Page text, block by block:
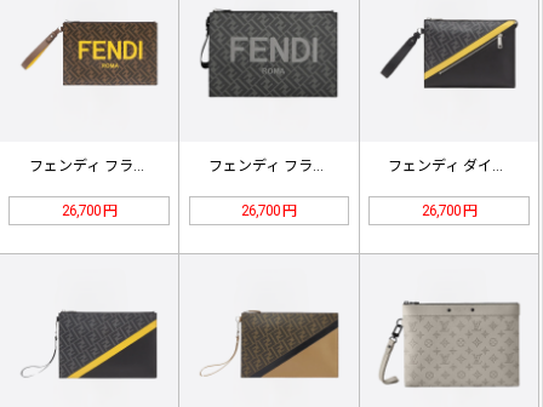
フェンディ フラットファブリックポー…
26,700 円
フェンディ フラットファブリックポー…
26,700 円
フェンディ ダイアゴナル クラッチバ…
26,700 円